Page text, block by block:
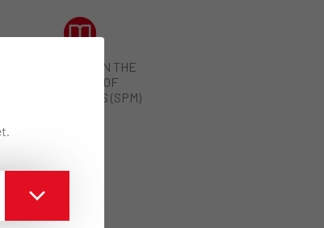
GUIDELINES ON THE
HANDLING OF
MICROPLASTICS (SPM)